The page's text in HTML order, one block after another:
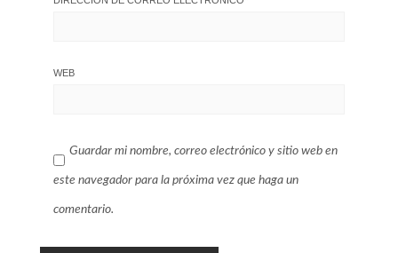
WEB
Guardar mi nombre, correo electrónico y sitio web en
este navegador para la próxima vez que haga un
comentario.